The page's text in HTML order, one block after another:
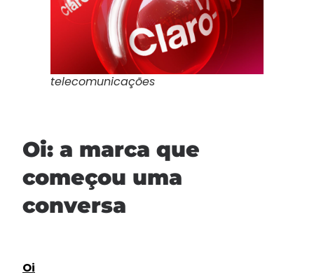
telecomunicações
Oi: a marca que
começou uma
conversa
Oi